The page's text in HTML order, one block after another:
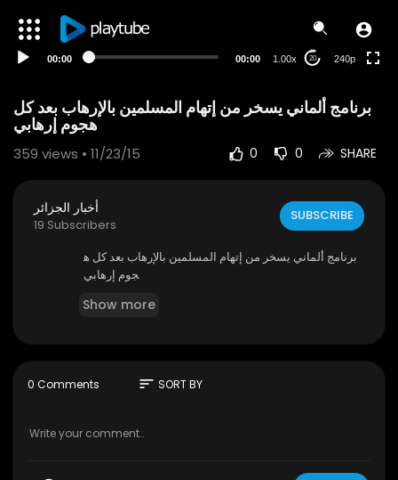
00:00 00:00 1.00x 20 240p
برنامج ألماني يسخر من إتهام المسلمين بالإرهاب بعد كل
هجوم إرهابي
359 views • 11/23/15 0 0 SHARE
أخبار الجزائر
19 Subscribers
SUBSCRIBE
برنامج ألماني يسخر من إتهام المسلمين بالإرهاب بعد كل ه
جوم إرهابي
Show more
0 Comments sort SORT BY